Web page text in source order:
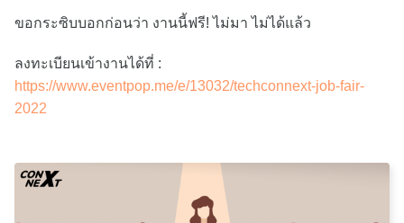
ขอกระซิบบอกก่อนว่า งานนี้ฟรี! ไม่มา ไม่ได้แล้ว
ลงทะเบียนเข้างานได้ที่ :
https://www.eventpop.me/e/13032/techconnext-job-fair-
2022